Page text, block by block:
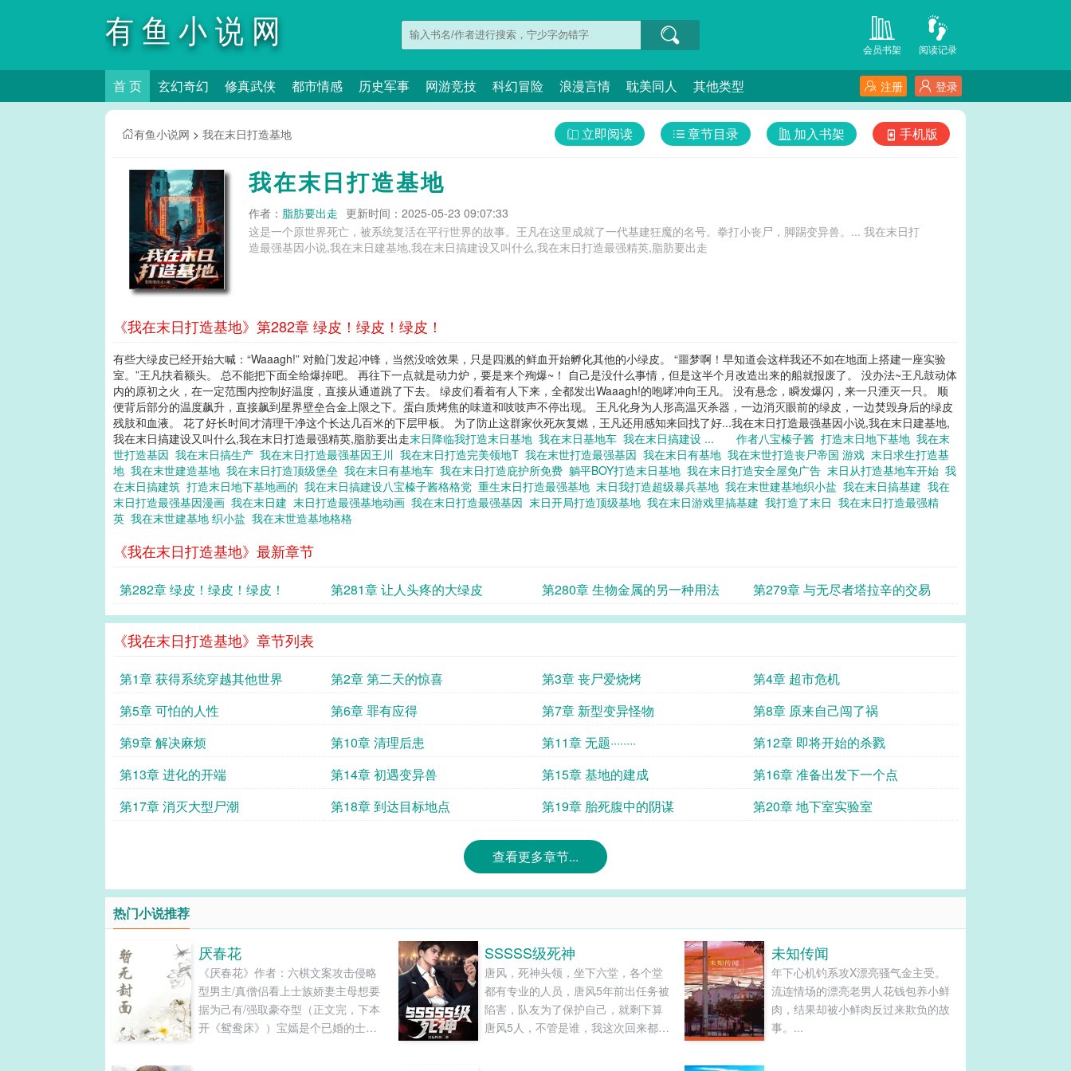
有鱼小说网 阅读记录
会员书架
首 页 玄幻奇幻 修真武侠 都市情感 历史军事 网游竞技 科幻冒险 浪漫言情 耽美同人 其他类型 登录
注册
有鱼小说网 > 我在末日打造基地 手机版
加入书架
章节目录
立即阅读
我在末日打造基地
作者： 脂肪要出走 更新时间：2025-05-23 09:07:33
这是一个原世界死亡，被系统复活在平行世界的故事。王凡在这里成就了一代基建狂魔的名号。拳打小丧尸，脚踢变异兽。... 我在末日打
造最强基因小说,我在末日建基地,我在末日搞建设又叫什么,我在末日打造最强精英,脂肪要出走
《我在末日打造基地》第282章 绿皮！绿皮！绿皮！
有些大绿皮已经开始大喊：“Waaagh!” 对舱门发起冲锋，当然没啥效果，只是四溅的鲜血开始孵化其他的小绿皮。 “噩梦啊！早知道会这样我还不如在地面上搭建一座实验
室。”王凡扶着额头。 总不能把下面全给爆掉吧。 再往下一点就是动力炉，要是来个殉爆~！ 自己是没什么事情，但是这半个月改造出来的船就报废了。 没办法~王凡鼓动体
内的原初之火，在一定范围内控制好温度，直接从通道跳了下去。 绿皮们看着有人下来，全都发出Waaagh!的咆哮冲向王凡。 没有悬念，瞬发爆闪，来一只湮灭一只。 顺
便背后部分的温度飙升，直接飙到星界壁垒合金上限之下。蛋白质烤焦的味道和吱吱声不停出现。 王凡化身为人形高温灭杀器，一边消灭眼前的绿皮，一边焚毁身后的绿皮
残肢和血液。 花了好长时间才清理干净这个长达几百米的下层甲板。 为了防止这群家伙死灰复燃，王凡还用感知来回找了好...我在末日打造最强基因小说,我在末日建基地,
我在末日搞建设又叫什么,我在末日打造最强精英,脂肪要出走末日降临我打造末日基地 我在末日基地车 我在末日搞建设 ... 作者八宝榛子酱 打造末日地下基地 我在末
世打造基因 我在末日搞生产 我在末日打造最强基因王川 我在末日打造完美领地T 我在末世打造最强基因 我在末日有基地 我在末世打造丧尸帝国 游戏 末日求生打造基
地 我在末世建造基地 我在末日打造顶级堡垒 我在末日有基地车 我在末日打造庇护所免费 躺平BOY打造末日基地 我在末日打造安全屋免广告 末日从打造基地车开始 我
在末日搞建筑 打造末日地下基地画的 我在末日搞建设八宝榛子酱格格党 重生末日打造最强基地 末日我打造超级暴兵基地 我在末世建基地织小盐 我在末日搞基建 我在
末日打造最强基因漫画 我在末日建 末日打造最强基地动画 我在末日打造最强基因 末日开局打造顶级基地 我在末日游戏里搞基建 我打造了末日 我在末日打造最强精
英 我在末世建基地 织小盐 我在末世造基地格格
《我在末日打造基地》最新章节
第282章 绿皮！绿皮！绿皮！ 第281章 让人头疼的大绿皮 第280章 生物金属的另一种用法 第279章 与无尽者塔拉辛的交易
《我在末日打造基地》章节列表
第1章 获得系统穿越其他世界 第2章 第二天的惊喜 第3章 丧尸爱烧烤
第4章 超市危机
第5章 可怕的人性
第6章 罪有应得 第7章 新型变异怪物
第8章 原来自己闯了祸
第9章 解决麻烦
第10章 清理后患 第11章 无题········
第12章 即将开始的杀戮
第13章 进化的开端
第14章 初遇变异兽 第15章 基地的建成
第16章 准备出发下一个点
第17章 消灭大型尸潮
第18章 到达目标地点 第19章 胎死腹中的阴谋 第20章 地下室实验室
查看更多章节...
热门小说推荐
厌春花
《厌春花》作者：六棋文案攻击侵略
型男主/真僧侣看上士族娇妻主母想要
据为己有/强取豪夺型（正文完，下本
开《鸳鸯床》）宝嫣是个已婚的士族
SSSSS级死神
唐风，死神头领，坐下六堂，各个堂
都有专业的人员，唐风5年前出任务被
陷害，队友为了保护自己，就剩下算
唐风5人，不管是谁，我这次回来都要
未知传闻
年下心机钓系攻X漂亮骚气金主受。
流连情场的漂亮老男人花钱包养小鲜
肉，结果却被小鲜肉反过来欺负的故
事。...